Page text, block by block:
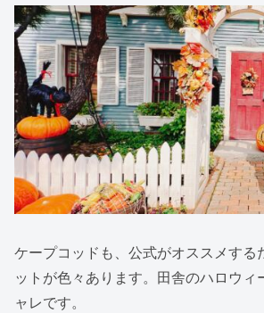
ケープコッドも、公式がオススメする
ットが色々あります。田舎のハロウィ
ャレです。